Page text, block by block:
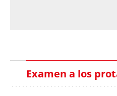
Examen a los